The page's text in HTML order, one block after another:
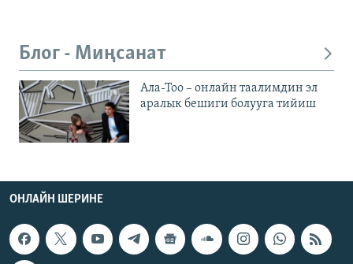
Блог - Миңсанат
Ала-Тоо – онлайн таалимдин эл
аралык бешиги болууга тийиш
ОНЛАЙН ШЕРИНЕ